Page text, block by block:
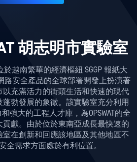
胡志明市實驗室
越南繁華的經濟樞紐 SGGP 報紙大
路安全產品的全球部署開發上扮演著
充滿活力的街頭生活和快速的現代
勃發展的象徵。該實驗室充分利用
強大的工程人才庫，為OPSWAT的全
獻。由於位於東南亞成長最快速的
在創新和回應該地區及其他地區不
全需求方面處於有利位置。